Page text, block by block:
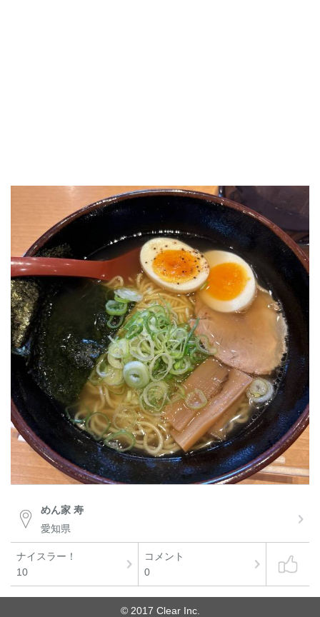
めん家 寿
愛知県
ナイスラー！
10
コメント
0
© 2017 Clear Inc.